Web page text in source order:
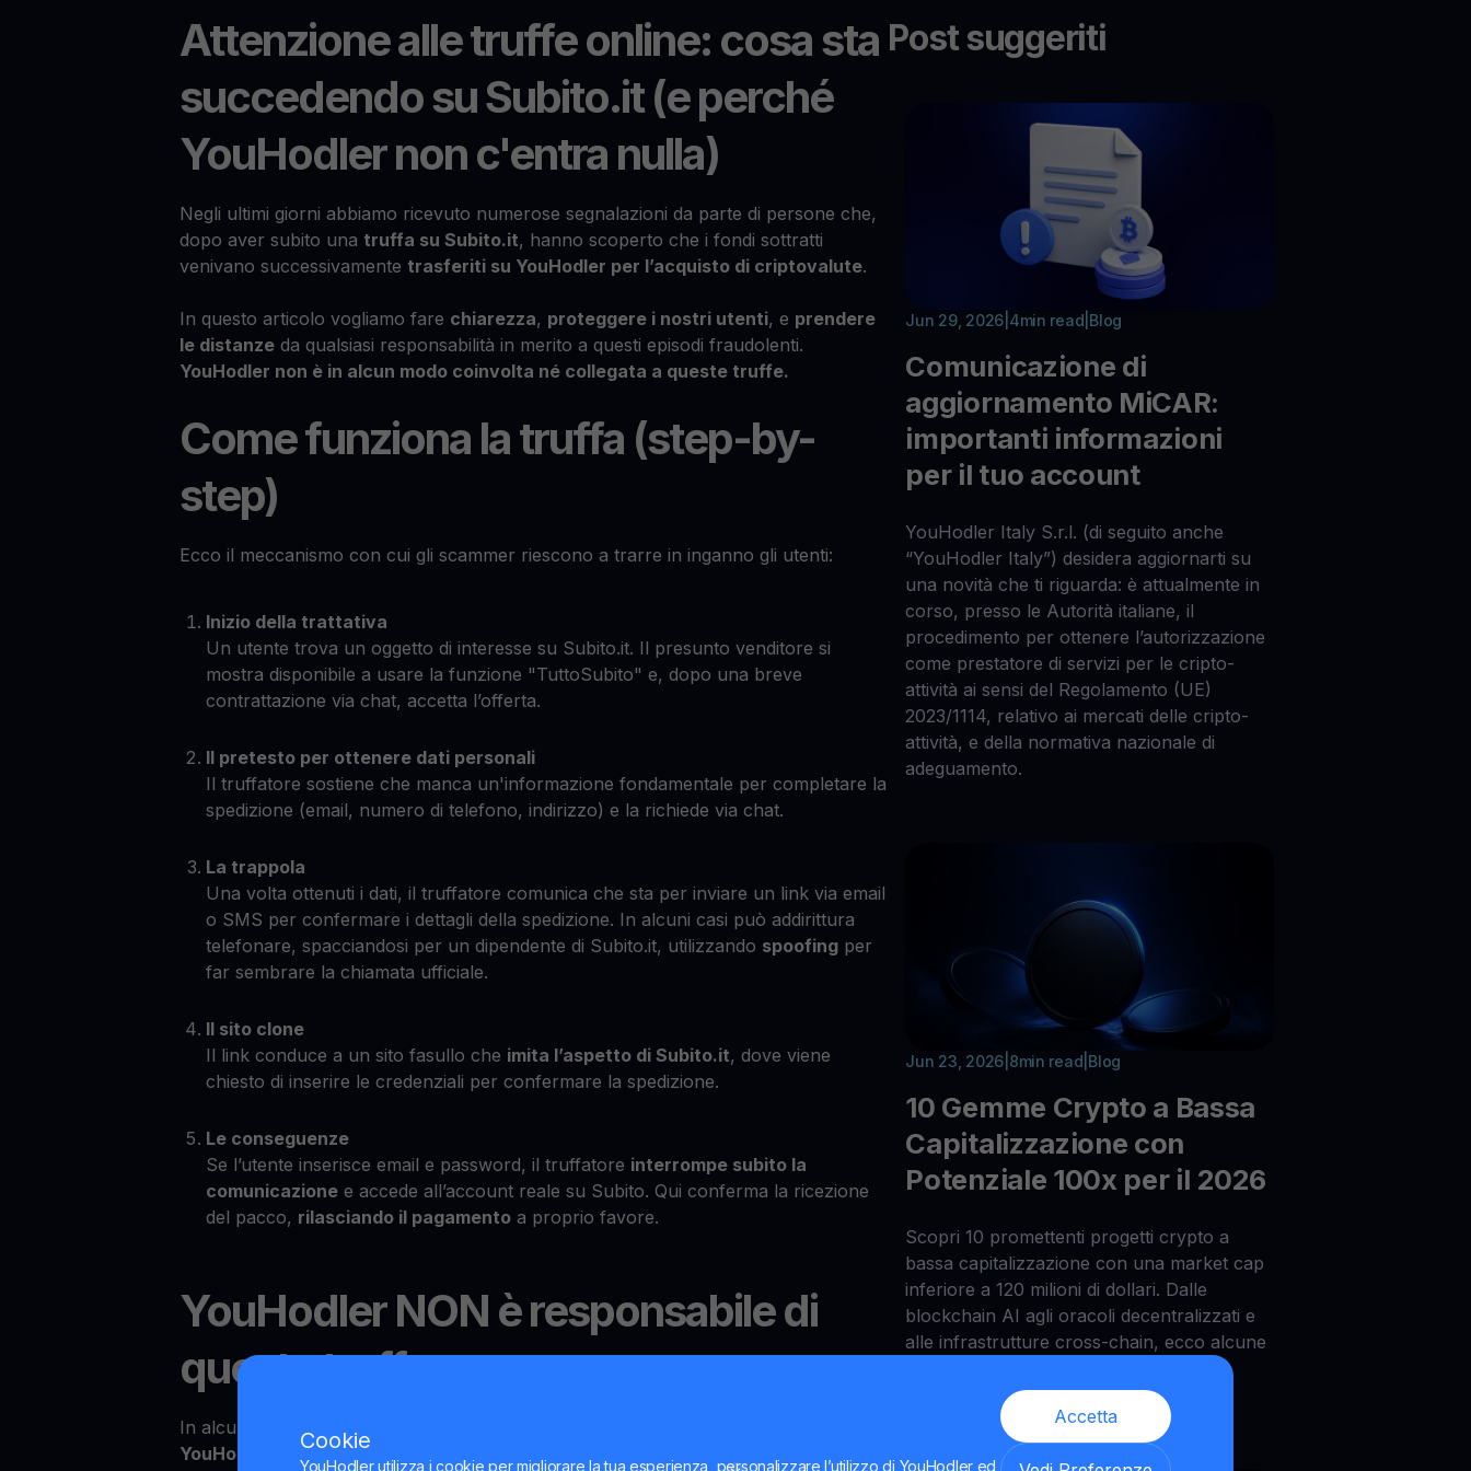
Cookie
YouHodler utilizza i cookie per migliorare la tua esperienza, personalizzare l’utilizzo di YouHodler ed
Accetta
Attenzione alle truffe online: cosa sta
succedendo su Subito.it (e perché
YouHodler non c'entra nulla)
Negli ultimi giorni abbiamo ricevuto numerose segnalazioni da parte di persone che,
dopo aver subito una truffa su Subito.it, hanno scoperto che i fondi sottratti
venivano successivamente trasferiti su YouHodler per l’acquisto di criptovalute.
In questo articolo vogliamo fare chiarezza, proteggere i nostri utenti, e prendere
le distanze da qualsiasi responsabilità in merito a questi episodi fraudolenti.
YouHodler non è in alcun modo coinvolta né collegata a queste truffe.
Come funziona la truffa (step-by-
step)
Ecco il meccanismo con cui gli scammer riescono a trarre in inganno gli utenti:
Inizio della trattativa
Un utente trova un oggetto di interesse su Subito.it. Il presunto venditore si
mostra disponibile a usare la funzione "TuttoSubito" e, dopo una breve
contrattazione via chat, accetta l’offerta.
Il pretesto per ottenere dati personali
Il truffatore sostiene che manca un'informazione fondamentale per completare la
spedizione (email, numero di telefono, indirizzo) e la richiede via chat.
La trappola
Una volta ottenuti i dati, il truffatore comunica che sta per inviare un link via email
o SMS per confermare i dettagli della spedizione. In alcuni casi può addirittura
telefonare, spacciandosi per un dipendente di Subito.it, utilizzando spoofing per
far sembrare la chiamata ufficiale.
Il sito clone
Il link conduce a un sito fasullo che imita l’aspetto di Subito.it, dove viene
chiesto di inserire le credenziali per confermare la spedizione.
Le conseguenze
Se l’utente inserisce email e password, il truffatore interrompe subito la
comunicazione e accede all’account reale su Subito. Qui conferma la ricezione
del pacco, rilasciando il pagamento a proprio favore.
YouHodler NON è responsabile di
queste truffe
In alcuni casi, il denaro ricevuto dal truffatore viene
YouHodler
, dove viene usato per acquistare Bitcoin o altre criptovalute.
Post suggeriti
Jun 29, 2026 4min read Blog
Comunicazione di
aggiornamento MiCAR:
importanti informazioni
per il tuo account
YouHodler Italy S.r.l. (di seguito anche
“YouHodler Italy”) desidera aggiornarti su
una novità che ti riguarda: è attualmente in
corso, presso le Autorità italiane, il
procedimento per ottenere l’autorizzazione
come prestatore di servizi per le cripto-
attività ai sensi del Regolamento (UE)
2023/1114, relativo ai mercati delle cripto-
attività, e della normativa nazionale di
adeguamento.
Jun 23, 2026 8min read Blog
10 Gemme Crypto a Bassa
Capitalizzazione con
Potenziale 100x per il 2026
Scopri 10 promettenti progetti crypto a
bassa capitalizzazione con una market cap
inferiore a 120 milioni di dollari. Dalle
blockchain AI agli oracoli decentralizzati e
alle infrastrutture cross-chain, ecco alcune
crescita esplosivo per il 2026.